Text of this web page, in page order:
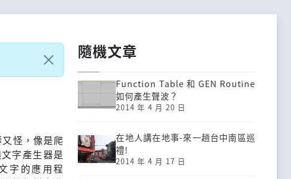
又怪，像是爬
字產生器是
字的應用程
隨機文章
Function Table 和 GEN Routine
如何產生聲波？
2014 年 4 月 20 日
在地人講在地事-來一趟台中南區巡
禮!
2014 年 4 月 17 日